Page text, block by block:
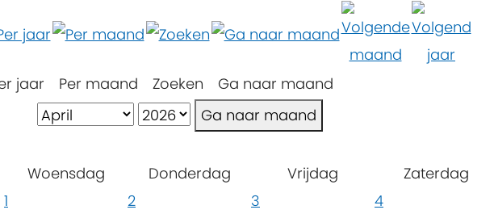
jaar Per maand Zoeken
Ga naar maand
Ga naar maand
Woensdag Donderdag Vrijdag Zaterdag
1 2 3 4